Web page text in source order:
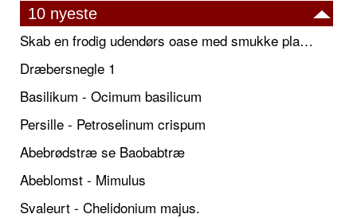
10 nyeste
Skab en frodig udendørs oase med smukke plantekrukker og elegante espalier
Dræbersnegle 1
Basilikum - Ocimum basilicum
Persille - Petroselinum crispum
Abebrødstræ se Baobabtræ
Abeblomst - Mimulus
Svaleurt - Chelidonium majus.